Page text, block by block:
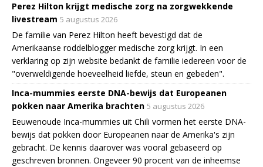
Perez Hilton krijgt medische zorg na zorgwekkende
livestream 5 augustus 2026
De familie van Perez Hilton heeft bevestigd dat de
Amerikaanse roddelblogger medische zorg krijgt. In een
verklaring op zijn website bedankt de familie iedereen voor de
"overweldigende hoeveelheid liefde, steun en gebeden".
Inca-mummies eerste DNA-bewijs dat Europeanen
pokken naar Amerika brachten 5 augustus 2026
Eeuwenoude Inca-mummies uit Chili vormen het eerste DNA-
bewijs dat pokken door Europeanen naar de Amerika's zijn
gebracht. De kennis daarover was vooral gebaseerd op
geschreven bronnen. Ongeveer 90 procent van de inheemse